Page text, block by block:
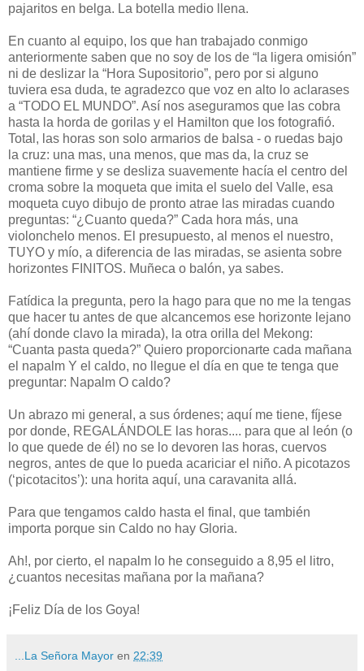
pajaritos en belga. La botella medio llena.
En cuanto al equipo, los que han trabajado conmigo
anteriormente saben que no soy de los de “la ligera omisión”
ni de deslizar la “Hora Supositorio”, pero por si alguno
tuviera esa duda, te agradezco que voz en alto lo aclarases
a “TODO EL MUNDO”. Así nos aseguramos que las cobra
hasta la horda de gorilas y el Hamilton que los fotografió.
Total, las horas son solo armarios de balsa - o ruedas bajo
la cruz: una mas, una menos, que mas da, la cruz se
mantiene firme y se desliza suavemente hacía el centro del
croma sobre la moqueta que imita el suelo del Valle, esa
moqueta cuyo dibujo de pronto atrae las miradas cuando
preguntas: “¿Cuanto queda?” Cada hora más, una
violonchelo menos. El presupuesto, al menos el nuestro,
TUYO y mío, a diferencia de las miradas, se asienta sobre
horizontes FINITOS. Muñeca o balón, ya sabes.
Fatídica la pregunta, pero la hago para que no me la tengas
que hacer tu antes de que alcancemos ese horizonte lejano
(ahí donde clavo la mirada), la otra orilla del Mekong:
“Cuanta pasta queda?” Quiero proporcionarte cada mañana
el napalm Y el caldo, no llegue el día en que te tenga que
preguntar: Napalm O caldo?
Un abrazo mi general, a sus órdenes; aquí me tiene, fíjese
por donde, REGALÁNDOLE las horas.... para que al león (o
lo que quede de él) no se lo devoren las horas, cuervos
negros, antes de que lo pueda acariciar el niño. A picotazos
(‘picotacitos’): una horita aquí, una caravanita allá.
Para que tengamos caldo hasta el final, que también
importa porque sin Caldo no hay Gloria.
Ah!, por cierto, el napalm lo he conseguido a 8,95 el litro,
¿cuantos necesitas mañana por la mañana?
¡Feliz Día de los Goya!
...La Señora Mayor en 22:39